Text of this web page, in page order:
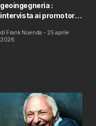
geoingegneria :
intervista ai promotori
Proposta di Legge
di Frank Nuenda - 25 aprile
2026